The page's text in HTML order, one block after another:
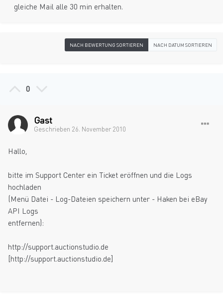
gleiche Mail alle 30 min erhalten.
NACH BEWERTUNG SORTIEREN NACH DATUM SORTIEREN
0
Gast
Geschrieben 26. November 2010
Hallo,
bitte im Support Center ein Ticket eröffnen und die Logs
hochladen
(Menü Datei - Log-Dateien speichern unter - Haken bei eBay
API Logs
entfernen):
http://support.auctionstudio.de
[http://support.auctionstudio.de]